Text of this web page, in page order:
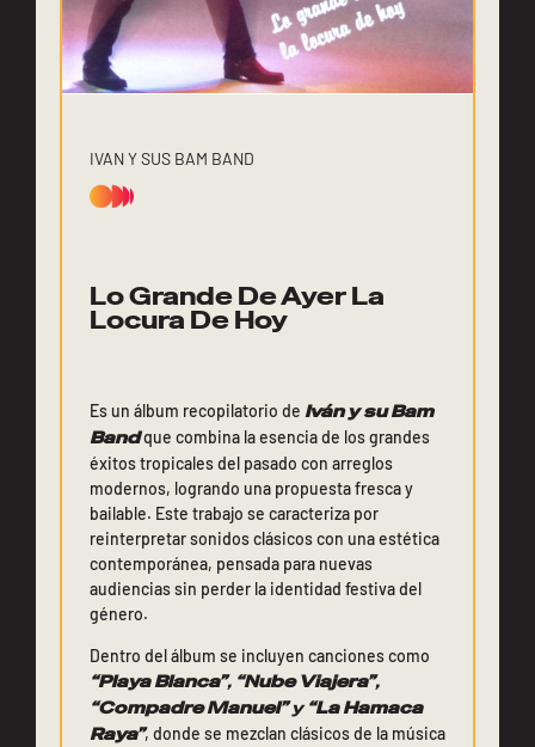
IVAN Y SUS BAM BAND
Lo Grande De Ayer La
Locura De Hoy
Es un álbum recopilatorio de Iván y su Bam
Bandque combina la esencia de los grandes
éxitos tropicales del pasado con arreglos
modernos, logrando una propuesta fresca y
bailable. Este trabajo se caracteriza por
reinterpretar sonidos clásicos con una estética
contemporánea, pensada para nuevas
audiencias sin perder la identidad festiva del
género.
Dentro del álbum se incluyen canciones como
“Playa Blanca”, “Nube Viajera”,
“Compadre Manuel”y “La Hamaca
Raya”, donde se mezclan clásicos de la música